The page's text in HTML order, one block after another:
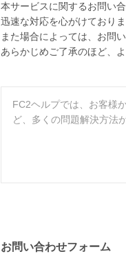
本サービスに関するお問い
迅速な対応を心がけており
また場合によっては、お問
あらかじめご了承のほど、
FC2ヘルプでは、お客様
ど、多くの問題解決方法
お問い合わせフォーム